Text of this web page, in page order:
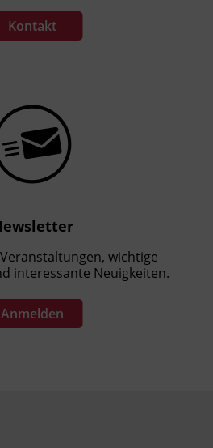
Kontakt
wichtige
interessante Neuigkeiten.
Anmelden